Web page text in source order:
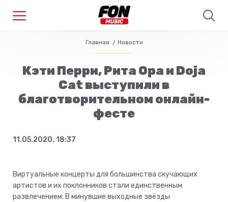
Главная Новости
Кэти Перри, Рита Ора и Doja
Cat выступили в
благотворительном онлайн-
фесте
11.05.2020, 18:37
Виртуальные концерты для большинства скучающих
артистов и их поклонников стали единственным
развлечением. В минувшие выходные звёзды